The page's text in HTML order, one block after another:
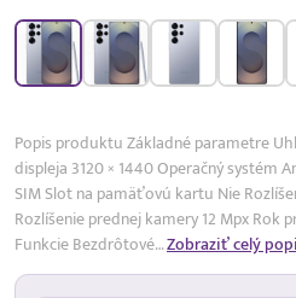
A A ↑
Úrok
17,99 %
Popis produktu Základné parametre
displeja 3120 × 1440 Operačný systém
SIM Slot na pamäťovú kartu Nie
Rozlíšenie prednej kamery 12 Mpx Rok
Funkcie Bezdrôtové…Zobraziť celý